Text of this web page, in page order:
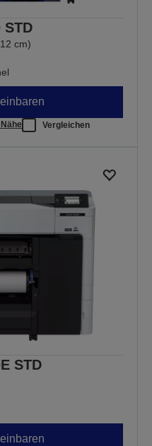
STD
cm)
Vergleichen
STD